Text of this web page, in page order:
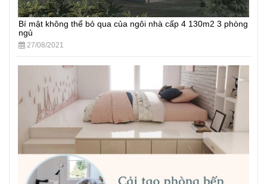
Bí mật không thể bỏ qua của ngôi nhà cấp 4 130m2 3 phòng
ngủ
27/08/2021